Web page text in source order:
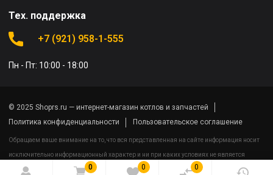
0 0 0
Тех. поддержка
+7 (921) 958-1-555
Пн - Пт: 10:00 - 18:00
© 2025 Shoprs.ru — интернет-магазин котлов и запчастей
Политика конфиденциальности
Пользовательское соглашение
Обращаем ваше внимание на то, что вся представленная на сайте информация носит
исключительно информационный характер и ни при каких условиях не является
публичной офертой определяемой положениями Статьи 437(2) Гражданского кодекса